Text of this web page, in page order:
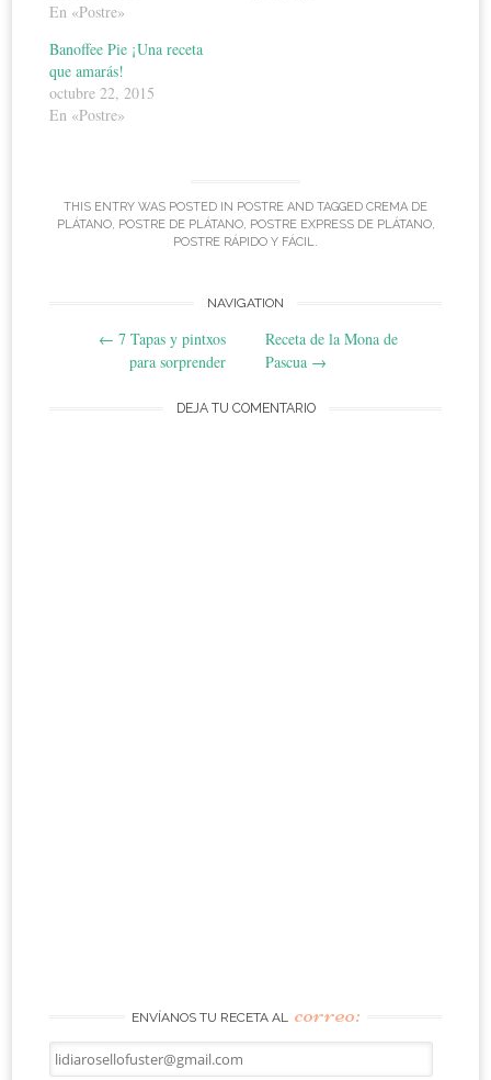
En «Postre»
Banoffee Pie ¡Una receta
que amarás!
octubre 22, 2015
En «Postre»
THIS ENTRY WAS POSTED IN POSTRE AND TAGGED CREMA DE
PLÁTANO, POSTRE DE PLÁTANO, POSTRE EXPRESS DE PLÁTANO,
POSTRE RÁPIDO Y FÁCIL.
navigation
NAVIGATION
← 7 Tapas y pintxos
para sorprender
Receta de la Mona de
Pascua →
DEJA TU COMENTARIO
ENVÍANOS TU RECETA AL correo:
lidiarosellofuster@gmail.com